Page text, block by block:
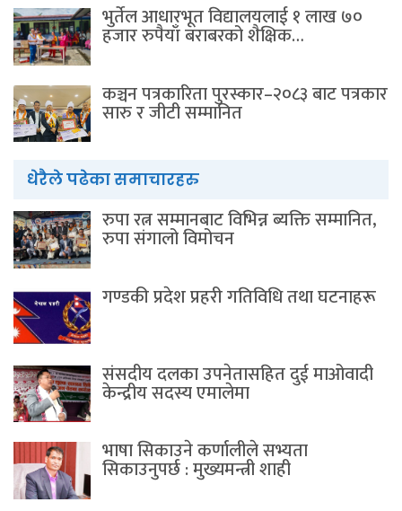
भुर्तेल आधारभूत विद्यालयलाई १ लाख ७०
हजार रुपैयाँ बराबरको शैक्षिक…
कञ्चन पत्रकारिता पुरस्कार–२०८३ बाट पत्रकार
सारु र जीटी सम्मानित
धेरैले पढेका समाचारहरु
रुपा रत्न सम्मानबाट विभिन्न ब्यक्ति सम्मानित,
रुपा संगालो विमोचन
गण्डकी प्रदेश प्रहरी गतिविधि तथा घटनाहरू
संसदीय दलका उपनेतासहित दुई माओवादी
केन्द्रीय सदस्य एमालेमा
भाषा सिकाउने कर्णालीले सभ्यता
सिकाउनुपर्छ : मुख्यमन्त्री शाही